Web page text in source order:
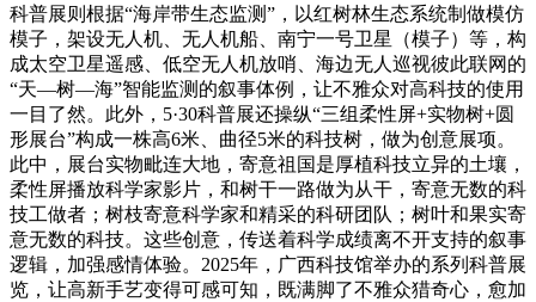
科普展则根据“海岸带生态监测”，以红树林生态系统制做模仿
模子，架设无人机、无人机船、南宁一号卫星（模子）等，构
成太空卫星遥感、低空无人机放哨、海边无人巡视彼此联网的
“天—树—海”智能监测的叙事体例，让不雅众对高科技的使用
一目了然。此外，5·30科普展还操纵“三组柔性屏+实物树+圆
形展台”构成一株高6米、曲径5米的科技树，做为创意展项。
此中，展台实物毗连大地，寄意祖国是厚植科技立异的土壤，
柔性屏播放科学家影片，和树干一路做为从干，寄意无数的科
技工做者；树枝寄意科学家和精采的科研团队；树叶和果实寄
意无数的科技。这些创意，传送着科学成绩离不开支持的叙事
逻辑，加强感情体验。2025年，广西科技馆举办的系列科普展
览，让高新手艺变得可感可知，既满脚了不雅众猎奇心，愈加